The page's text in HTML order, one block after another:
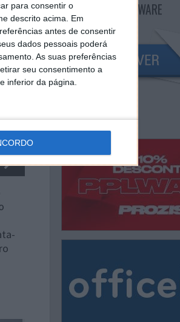
para consentir o
descrito acima. Em
antes de consentir
dados pessoais poderá
As suas preferências
seu consentimento a
inferior da página.
NEWSLETTER PPLWARE